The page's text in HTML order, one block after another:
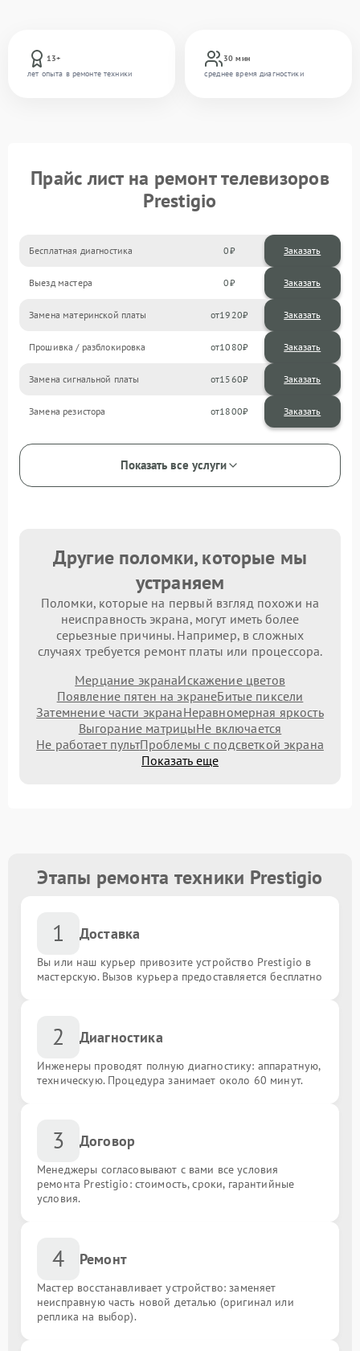
13+
лет опыта в ремонте техники
30 мин
среднее время диагностики
Прайс лист на ремонт телевизоров
Prestigio
Бесплатная диагностика 0 Заказать
Выезд мастера 0 Заказать
Замена материнской платы 1920
Прошивка / разблокировка 1080
Замена сигнальной платы 1560
Замена резистора 1800
Показать все услуги
Другие поломки, которые мы
устраняем
Поломки, которые на первый взгляд похожи на
неисправность экрана, могут иметь более
серьезные причины. Например, в сложных
случаях требуется ремонт платы или процессора.
Мерцание экранаИскажение цветов
Появление пятен на экранеБитые пиксели
Затемнение части экранаНеравномерная яркость
Выгорание матрицыНе включается
Не работает пультПроблемы с подсветкой экрана
Показать еще
Этапы ремонта техники Prestigio
1 Доставка
Вы или наш курьер привозите устройство Prestigio в
мастерскую. Вызов курьера предоставляется бесплатно
2 Диагностика
Инженеры проводят полную диагностику: аппаратную,
техническую. Процедура занимает около 60 минут.
3 Договор
Менеджеры согласовывают с вами все условия
ремонта Prestigio: стоимость, сроки, гарантийные
условия.
4 Ремонт
Мастер восстанавливает устройство: заменяет
неисправную часть новой деталью (оригинал или
реплика на выбор).